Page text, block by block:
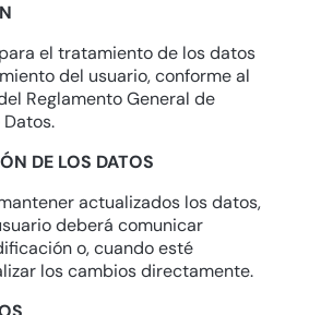
el tratamiento de los datos
del usuario, conforme al
Reglamento General de
DE LOS DATOS
actualizados los datos,
deberá comunicar
o, cuando esté
los cambios directamente.